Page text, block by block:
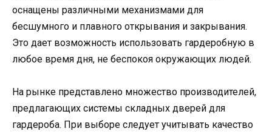
оснащены различными механизмами для
бесшумного и плавного открывания и закрывания.
Это дает возможность использовать гардеробную в
любое время дня, не беспокоя окружающих людей.
На рынке представлено множество производителей,
предлагающих системы складных дверей для
гардероба. При выборе следует учитывать качество